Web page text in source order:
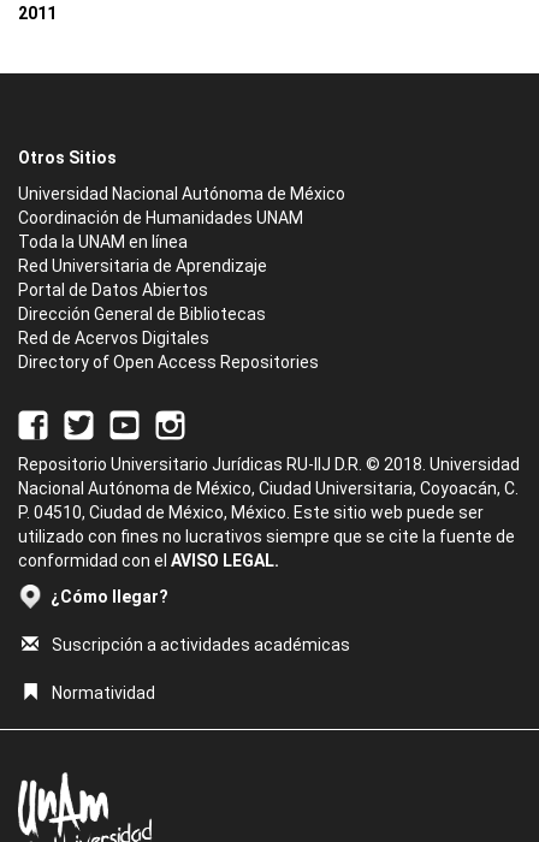
2011
Otros Sitios
Universidad Nacional Autónoma de México
Coordinación de Humanidades UNAM
Toda la UNAM en línea
Red Universitaria de Aprendizaje
Portal de Datos Abiertos
Dirección General de Bibliotecas
Red de Acervos Digitales
Directory of Open Access Repositories
Repositorio Universitario Jurídicas RU-IIJ D.R. © 2018. Universidad
Nacional Autónoma de México, Ciudad Universitaria, Coyoacán, C.
P. 04510, Ciudad de México, México. Este sitio web puede ser
utilizado con fines no lucrativos siempre que se cite la fuente de
conformidad con el AVISO LEGAL.
¿Cómo llegar?
Suscripción a actividades académicas
Normatividad